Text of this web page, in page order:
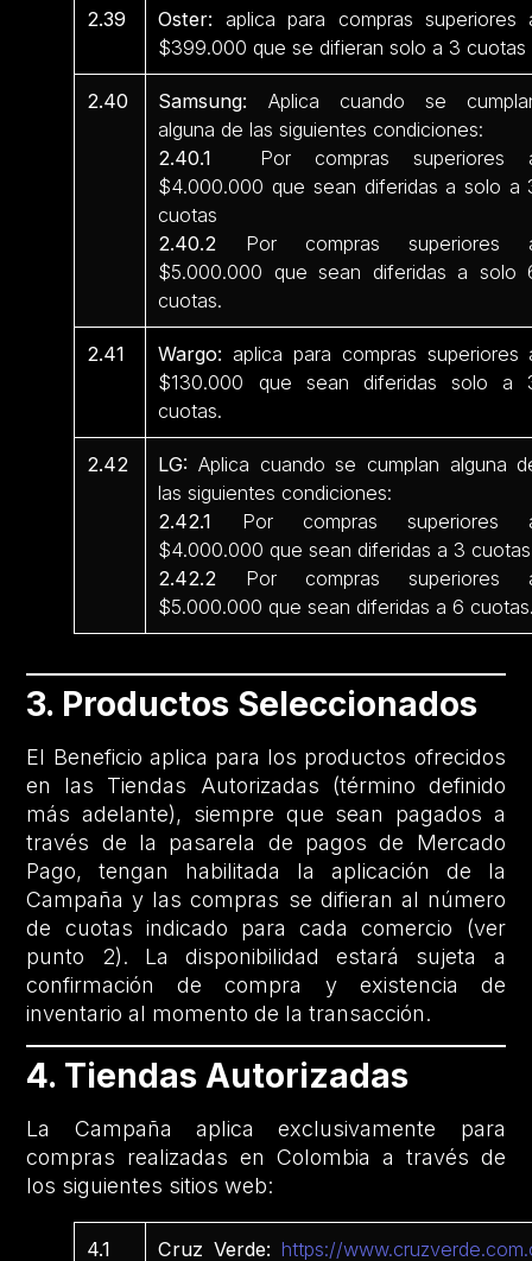
2.39 Oster: aplica para compras superiores
$399.000 que se difieran solo a 3 cuotas
2.40 Samsung: Aplica cuando se
alguna de las siguientes condiciones:
2.40.1 Por compras superiores
$4.000.000 que sean diferidas a solo a
cuotas
2.40.2 Por compras superiores
$5.000.000 que sean diferidas a solo
cuotas.
2.41 Wargo: aplica para compras superiores
$130.000 que sean diferidas solo a
cuotas.
2.42 LG:Aplica cuando se cumplan alguna
las siguientes condiciones:
2.42.1 Por compras superiores
$4.000.000 que sean diferidas a 3
2.42.2 Por compras superiores
$5.000.000 que sean diferidas a 6
3. Productos Seleccionados
El Beneficio aplica para los productos ofrecidos
en las Tiendas Autorizadas (término definido
más adelante), siempre que sean pagados a
través de la pasarela de pagos de Mercado
Pago, tengan habilitada la aplicación de la
Campaña y las compras se difieran al número
de cuotas indicado para cada comercio (ver
punto 2). La disponibilidad estará sujeta a
confirmación de compra y existencia de
inventario al momento de la transacción.
4. Tiendas Autorizadas
La Campaña aplica exclusivamente para
compras realizadas en Colombia a través de
los siguientes sitios web:
4.1 Cruz Verde: https://